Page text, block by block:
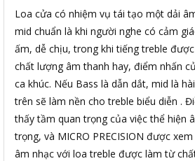
Loa cửa có nhiệm vụ tái tạo một dải
mid chuẩn là khi người nghe có cảm
ấm, dễ chịu, trong khi tiếng treble
chất lượng âm thanh hay, điểm nhấn
ca khúc. Nếu Bass là dẫn dắt, mid là
trên sẽ làm nền cho treble biểu diễn .
thấy tầm quan trọng của việc thể hiện
trọng, và MICRO PRECISION được
âm nhạc với loa treble được làm từ